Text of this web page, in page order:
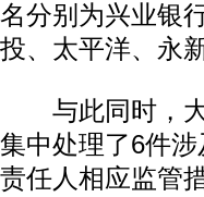
名分别为兴业银
投、太平洋、永
与此同时，大
集中处理了6件
责任人相应监管